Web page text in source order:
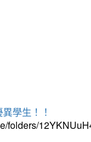
學生！！
folders/